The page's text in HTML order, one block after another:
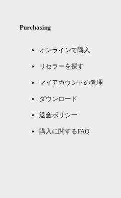
Purchasing
オンラインで購入
リセラーを探す
マイアカウントの管理
ダウンロード
返金ポリシー
購入に関するFAQ